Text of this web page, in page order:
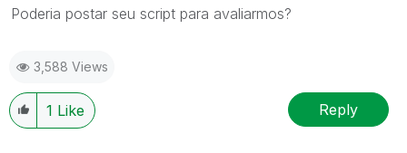
Poderia postar seu script para avaliarmos?
3,588 Views
1 Like Reply